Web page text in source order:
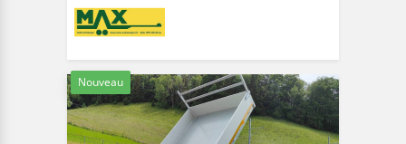
Nouveau